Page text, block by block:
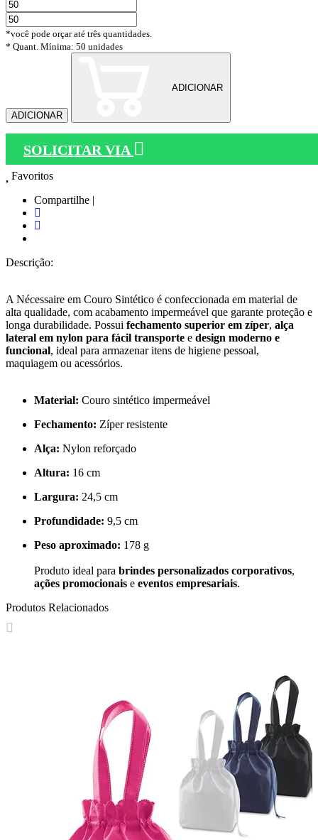
*você pode orçar até três quantidades.
* Quant. Mínima: 50 unidades
ADICIONAR
ADICIONAR
SOLICITAR VIA
Favoritos
Compartilhe |
Descrição:
A Nécessaire em Couro Sintético é confeccionada em material de
alta qualidade, com acabamento impermeável que garante proteção e
longa durabilidade. Possui fechamento superior em zíper, alça
lateral em nylon para fácil transporte e design moderno e
funcional, ideal para armazenar itens de higiene pessoal,
maquiagem ou acessórios.
Material: Couro sintético impermeável
Fechamento: Zíper resistente
Alça: Nylon reforçado
Altura: 16 cm
Largura: 24,5 cm
Profundidade: 9,5 cm
Peso aproximado: 178 g
Produto ideal para brindes personalizados corporativos,
ações promocionais e eventos empresariais.
Produtos Relacionados